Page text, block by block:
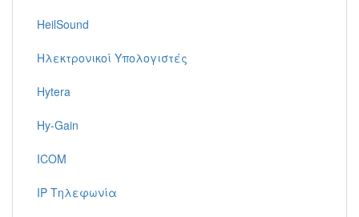
HeilSound
Ηλεκτρονικοί Υπολογιστές
Hytera
Hy-Gain
ICOM
IP Τηλεφωνία